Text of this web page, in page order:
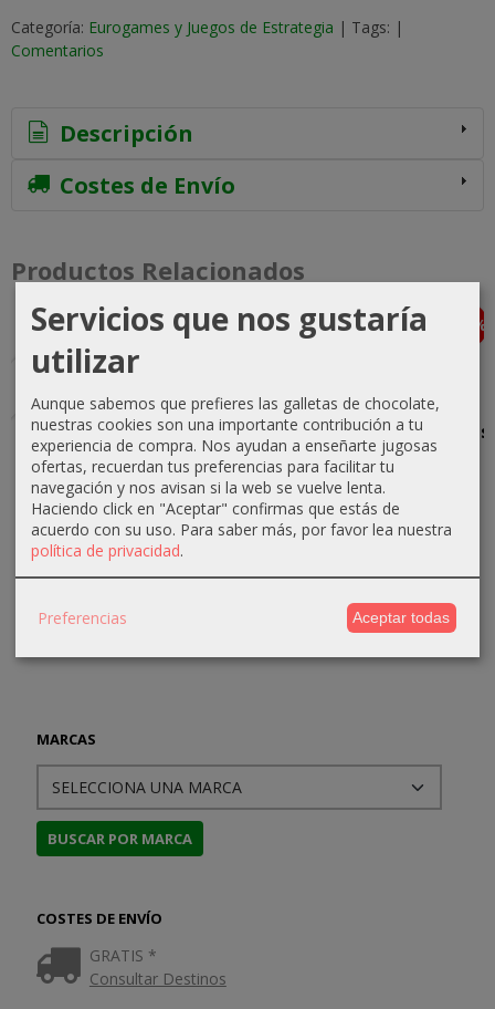
MARCAS
COSTES DE ENVÍO
GRATIS *
Consultar Destinos
Categoría: Eurogames y Juegos de Estrategia | Tags: |
Comentarios
Descripción
Costes de Envío
Productos Relacionados
Agotado-10 %
Las
Penumbras
del Bosque
Negro
19,79 €
21,99 €
Agotado-25 %
Jinetes de
Rohan -
Mazo de
Inicio
16,49 €
21,99 €
Agotado-25 %
Enanos de
Durin - Mazo
de Inicio
16,49 €
21,99 €
Agotado -25 %
Defensores
de Gondor -
16,49 €
Servicios que nos gustaría
utilizar
Aunque sabemos que prefieres las galletas de chocolate,
nuestras cookies son una importante contribución a tu
experiencia de compra. Nos ayudan a enseñarte jugosas
ofertas, recuerdan tus preferencias para facilitar tu
navegación y nos avisan si la web se vuelve lenta.
Haciendo click en "Aceptar" confirmas que estás de
acuerdo con su uso. Para saber más, por favor lea nuestra
política de privacidad.
Preferencias Aceptar todas